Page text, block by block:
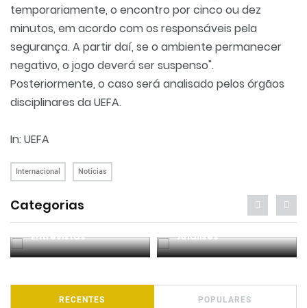
temporariamente, o encontro por cinco ou dez
minutos, em acordo com os responsáveis pela
segurança. A partir daí, se o ambiente permanecer
negativo, o jogo deverá ser suspenso".
Posteriormente, o caso será analisado pelos órgãos
disciplinares da UEFA.
In: UEFA
Internacional Notícias
Categorias
Entrevistas Análises
RECENTES POPULARES